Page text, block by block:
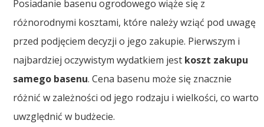
Posiadanie basenu ogrodowego wiąże się z
różnorodnymi kosztami, które należy wziąć pod uwagę
przed podjęciem decyzji o jego zakupie. Pierwszym i
najbardziej oczywistym wydatkiem jest koszt zakupu
samego basenu. Cena basenu może się znacznie
różnić w zależności od jego rodzaju i wielkości, co warto
uwzględnić w budżecie.